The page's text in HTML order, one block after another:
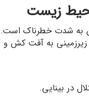
زیست
به شدت خطرناک است.
زیرزمینی به آفت
در بینایی.